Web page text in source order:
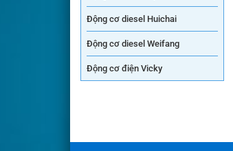
Động cơ diesel Huichai
Động cơ diesel Weifang
Động cơ điện Vicky